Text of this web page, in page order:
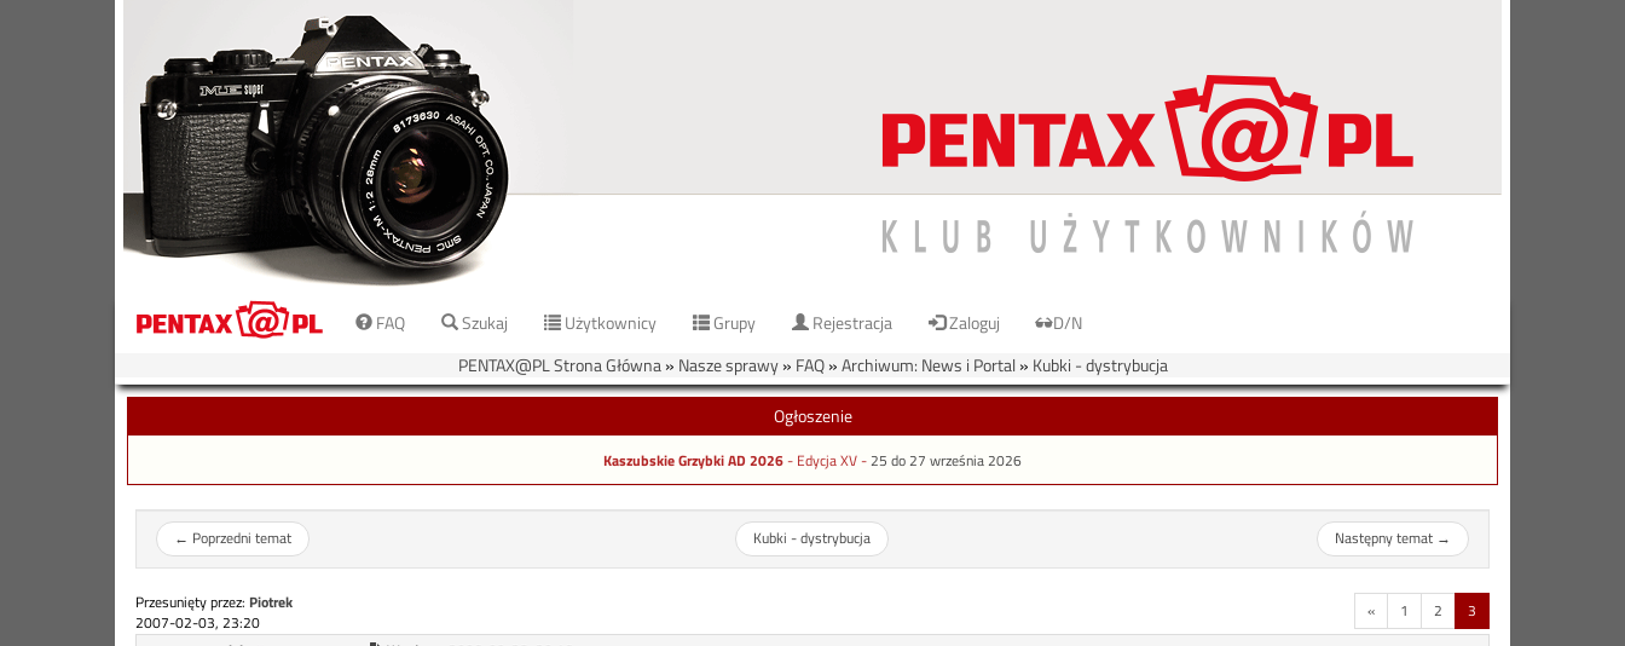
FAQ Szukaj Użytkownicy Grupy Rejestracja Zaloguj
D/N
PENTAX@PL Strona Główna» Nasze sprawy» FAQ»Archiwum: News i Portal» Kubki - dystrybucja
Ogłoszenie
Kaszubskie Grzybki AD 2026- Edycja XV -25 do 27 września 2026
← Poprzedni temat Kubki - dystrybucja Następny temat→
Przesunięty przez: Piotrek
2007-02-03, 23:20
« 1 2 3